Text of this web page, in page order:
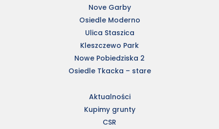
Nove Garby
Osiedle Moderno
Ulica Staszica
Kleszczewo Park
Nowe Pobiedziska 2
Osiedle Tkacka – stare
Aktualności
Kupimy grunty
CSR